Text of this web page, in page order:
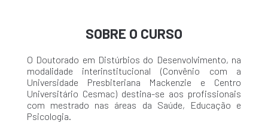
SOBRE O CURSO
O Doutorado em Distúrbios do Desenvolvimento, na
modalidade interinstitucional (Convênio com a
Universidade Presbiteriana Mackenzie e Centro
Universitário Cesmac) destina-se aos profissionais
com mestrado nas áreas da Saúde, Educação e
Psicologia.